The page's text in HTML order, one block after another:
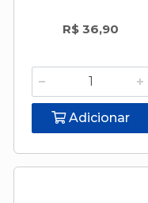
R$ 36,90
Adicionar